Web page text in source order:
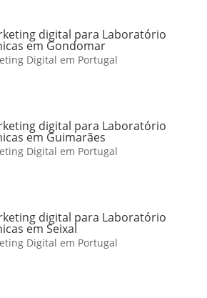
digital para Laboratório
em Gondomar
Digital em Portugal
digital para Laboratório
em Guimarães
Digital em Portugal
digital para Laboratório
em Seixal
Digital em Portugal